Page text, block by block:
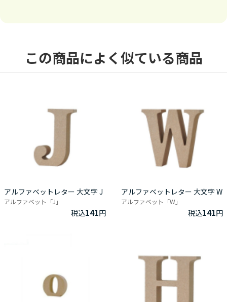
この商品によく似ている商品
アルファベットレター 大文字 J
アルファベット「J」
税込141円
アルファベットレター 大文字 W
アルファベット「W」
税込141円